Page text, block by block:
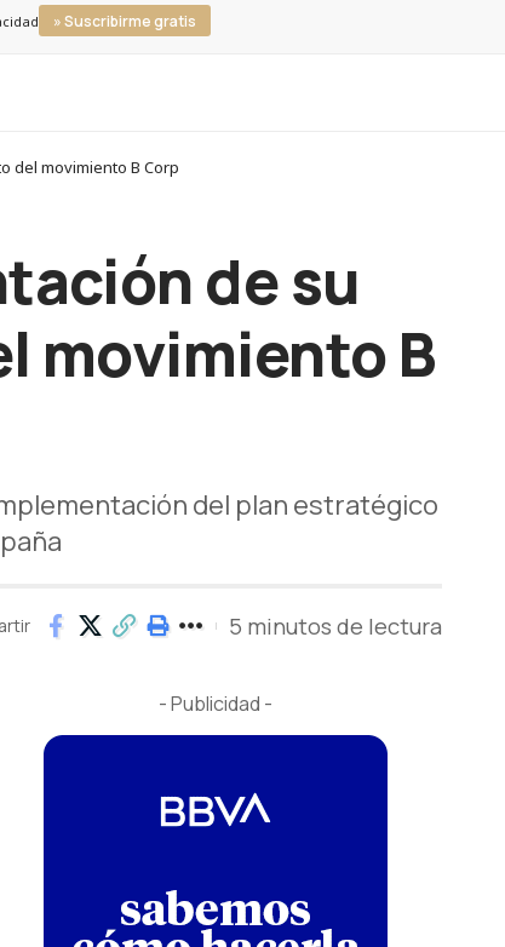
» Suscribirme gratis
del movimiento B Corp
de su
movimiento B
del plan estratégico
5 minutos de lectura
- Publicidad -